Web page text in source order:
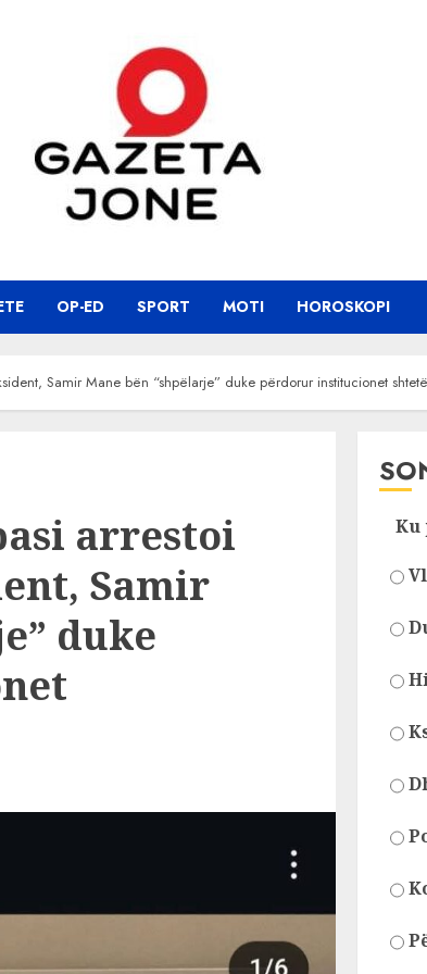
OP-ED SPORT MOTI HOROSKOPI
Samir Mane bën “shpëlarje” duke përdorur institucionet
arrestoi
Samir
duke
Ku